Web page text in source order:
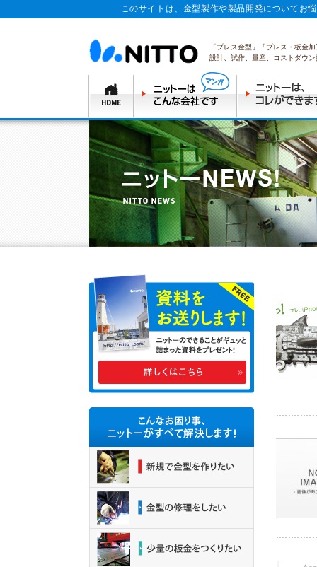
このサイトは、金型製作や製品開発についてお
「プレス金型」「プレス・板金
設計、試作、量産、コストダウ